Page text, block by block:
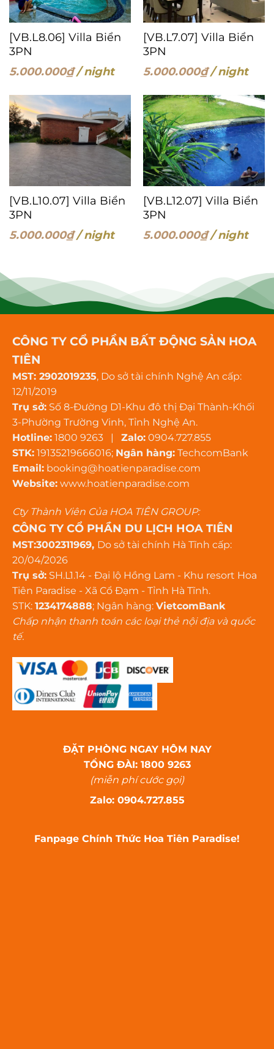
[VB.L8.06] Villa Biển
3PN
5.000.000₫/ night
[VB.L7.07] Villa Biển
3PN
5.000.000₫/ night
[VB.L10.07] Villa Biển
3PN
5.000.000₫/ night
[VB.L12.07] Villa Biển
3PN
5.000.000₫/ night
CÔNG TY CỔ PHẦN BẤT ĐỘNG SẢN HOA
TIÊN
MST: 2902019235, Do sở tài chính Nghệ An cấp:
12/11/2019
Trụ sở: Số 8-Đường D1-Khu đô thị Đại Thành-Khối
3-Phường Trường Vinh, Tỉnh Nghệ An.
Hotline: 1800 9263 | Zalo: 0904.727.855
STK: 19135219666016; Ngân hàng: TechcomBank
Email: booking@hoatienparadise.com
Website: www.hoatienparadise.com
Cty Thành Viên Của HOA TIÊN GROUP:
CÔNG TY CỔ PHẦN DU LỊCH HOA TIÊN
MST:3002311969, Do sở tài chính Hà Tĩnh cấp:
20/04/2026
Trụ sở: SH.L1.14 - Đại lộ Hồng Lam - Khu resort Hoa
Tiên Paradise - Xã Cổ Đạm - Tỉnh Hà Tĩnh.
STK: 1234174888; Ngân hàng: VietcomBank
Chấp nhận thanh toán các loại thẻ nội địa và quốc
tế.
ĐẶT PHÒNG NGAY HÔM NAY
TỔNG ĐÀI: 1800 9263
(miễn phí cước gọi)
Zalo: 0904.727.855
Fanpage Chính Thức Hoa Tiên Paradise!